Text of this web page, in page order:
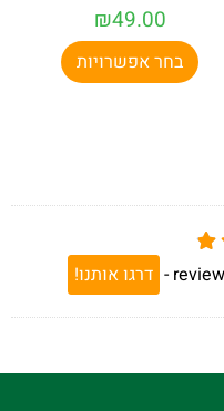
₪49.00
בחר אפשרויות
- דרגו אותנו!